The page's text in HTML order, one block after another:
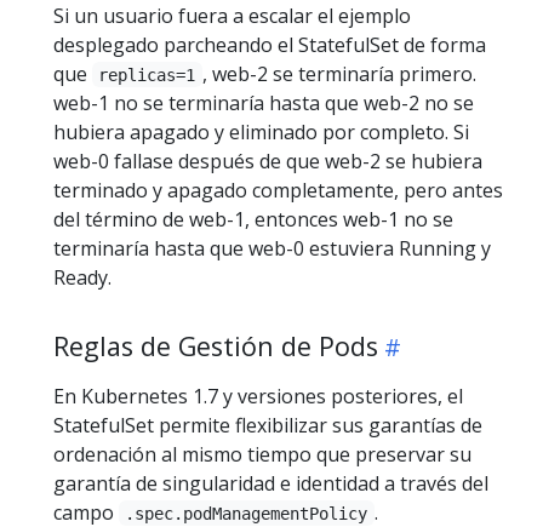
Si un usuario fuera a escalar el ejemplo
desplegado parcheando el StatefulSet de forma
que
replicas=1 , web-2 se terminaría primero.
web-1 no se terminaría hasta que web-2 no se
hubiera apagado y eliminado por completo. Si
web-0 fallase después de que web-2 se hubiera
terminado y apagado completamente, pero antes
del término de web-1, entonces web-1 no se
terminaría hasta que web-0 estuviera Running y
Ready.
Reglas de Gestión de Pods
En Kubernetes 1.7 y versiones posteriores, el
StatefulSet permite flexibilizar sus garantías de
ordenación al mismo tiempo que preservar su
garantía de singularidad e identidad a través del
campo
.spec.podManagementPolicy .